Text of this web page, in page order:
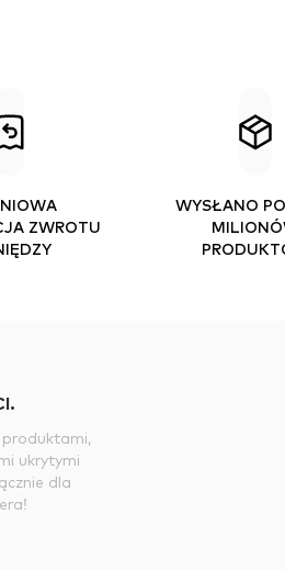
ZWROTU
WYSŁANO
ukrytymi
dla